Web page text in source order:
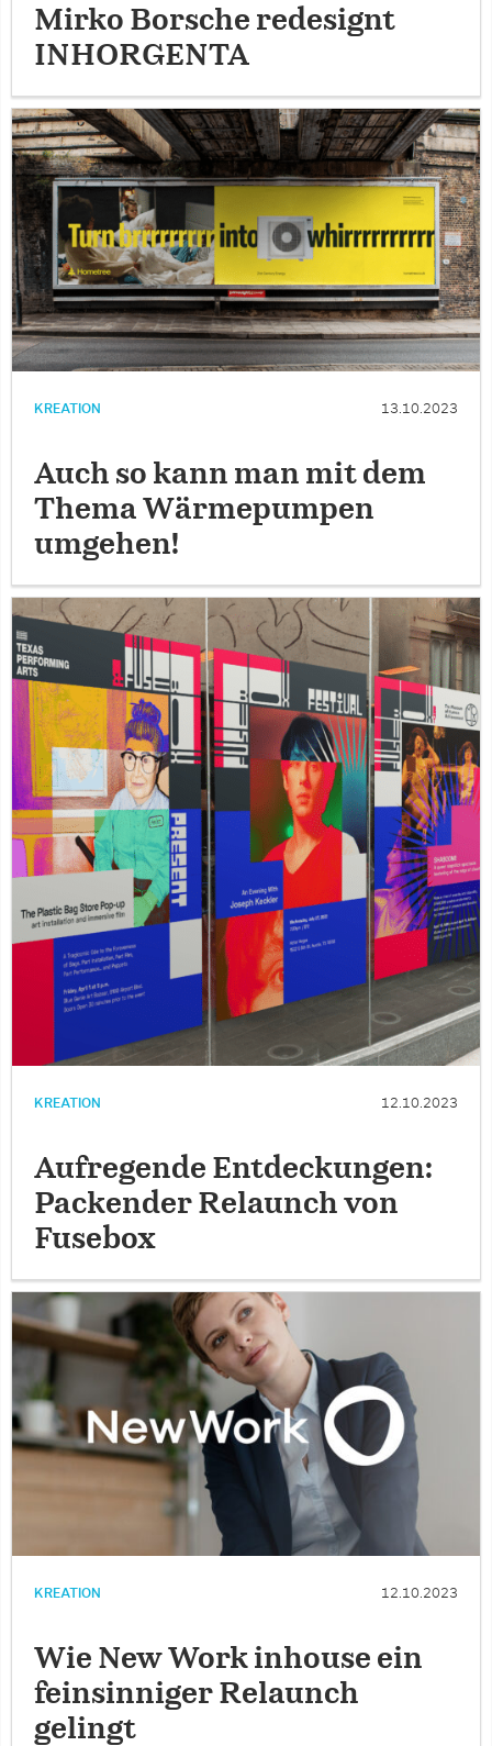
Mirko Borsche redesignt
INHORGENTA
KREATION 13.10.2023
Auch so kann man mit dem
Thema Wärmepumpen
umgehen!
KREATION 12.10.2023
Aufregende Entdeckungen:
Packender Relaunch von
Fusebox
KREATION 12.10.2023
Wie New Work inhouse ein
feinsinniger Relaunch
gelingt